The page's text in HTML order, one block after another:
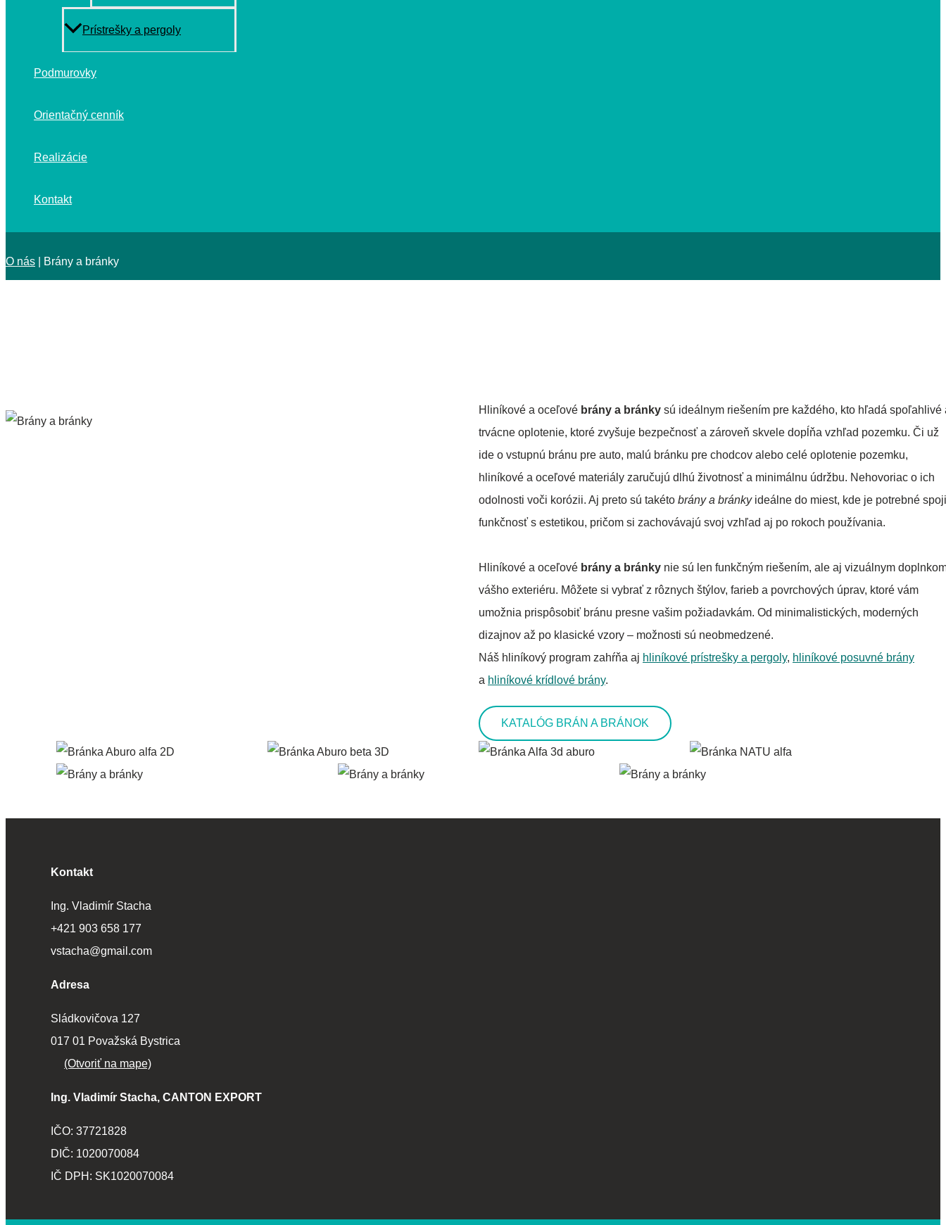
Prístrešky a pergoly
Podmurovky
Orientačný cenník
Realizácie
Kontakt
O nás Brány a bránky
Hliníkové a oceľové brány a bránky sú ideálnym riešením pre každého, kto hľadá spoľahlivé
trvácne oplotenie, ktoré zvyšuje bezpečnosť a zároveň skvele dopĺňa vzhľad pozemku. Či už
ide o vstupnú bránu pre auto, malú bránku pre chodcov alebo celé oplotenie pozemku,
hliníkové a oceľové materiály zaručujú dlhú životnosť a minimálnu údržbu. Nehovoriac o ich
odolnosti voči korózii. Aj preto sú takéto brány a bránkyideálne do miest, kde je potrebné
funkčnosť s estetikou, pričom si zachovávajú svoj vzhľad aj po rokoch používania.
Hliníkové a oceľové brány a bránky nie sú len funkčným riešením, ale aj vizuálnym
vášho exteriéru. Môžete si vybrať z rôznych štýlov, farieb a povrchových úprav, ktoré vám
umožnia prispôsobiť bránu presne vašim požiadavkám. Od minimalistických, moderných
dizajnov až po klasické vzory – možnosti sú neobmedzené.
Náš hliníkový program zahŕňa aj hliníkové prístrešky a pergoly, hliníkové posuvné brány
a hliníkové krídlové brány.
KATALÓG BRÁN A BRÁNOK
Kontakt
Ing. Vladimír Stacha
+421 903 658 177
vstacha@gmail.com
Adresa
Sládkovičova 127
017 01 Považská Bystrica
(Otvoriť na mape)
Ing. Vladimír Stacha, CANTON EXPORT
IČO: 37721828
DIČ: 1020070084
IČ DPH: SK1020070084